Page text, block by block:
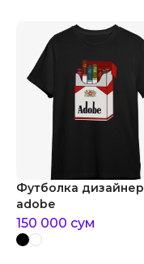
Футболка дизайнер
adobe
150 000 сум